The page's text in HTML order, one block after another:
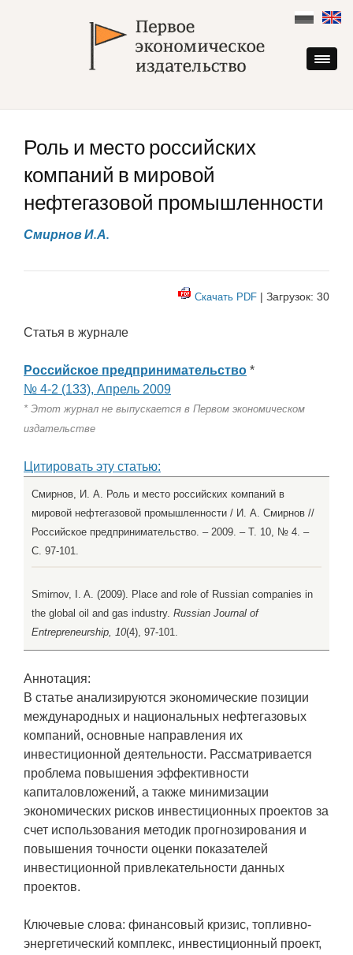
content
Роль и место российских
компаний в мировой
нефтегазовой промышленности
Смирнов И.А.
Скачать PDF | Загрузок: 30
Статья в журнале
Российское предпринимательство *
№ 4-2 (133), Апрель 2009
* Этот журнал не выпускается в Первом экономическом
издательстве
Цитировать эту статью:
Смирнов, И. А. Роль и место российских компаний в
мировой нефтегазовой промышленности / И. А. Смирнов //
Российское предпринимательство. – 2009. – Т. 10, № 4. –
С. 97-101.
Smirnov, I. A. (2009). Place and role of Russian companies in
the global oil and gas industry. Russian Journal of
Entrepreneurship, 10(4), 97-101.
Аннотация:
В статье анализируются экономические позиции
международных и национальных нефтегазовых
компаний, основные направления их
инвестиционной деятельности. Рассматривается
проблема повышения эффективности
капиталовложений, а также минимизации
экономических рисков инвестиционных проектов за
счет использования методик прогнозирования и
повышения точности оценки показателей
инвестиционной привлекательности данных
проектов.
Ключевые слова: финансовый кризис, топливно-
энергетический комплекс, инвестиционный проект,